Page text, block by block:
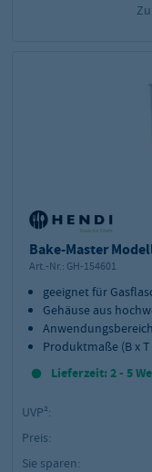
Bake-Master
Art.-Nr.: GH-154601
geeignet für
Gehäuse aus
Produktmaße (B x T
Lieferzeit: 2 - 5
UVP²:
Preis:
Sie sparen: